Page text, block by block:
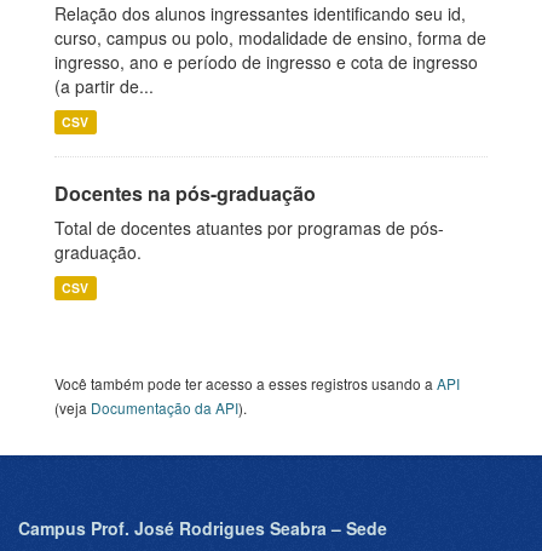
Relação dos alunos ingressantes identificando seu id,
curso, campus ou polo, modalidade de ensino, forma de
ingresso, ano e período de ingresso e cota de ingresso
(a partir de...
CSV
Docentes na pós-graduação
Total de docentes atuantes por programas de pós-
graduação.
CSV
Você também pode ter acesso a esses registros usando a API
(veja Documentação da API).
Campus Prof. José Rodrigues Seabra – Sede